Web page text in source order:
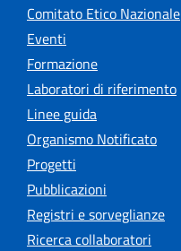
Comitato Etico Nazionale
Eventi
Formazione
Laboratori di riferimento
Linee guida
Organismo Notificato
Progetti
Pubblicazioni
Registri e sorveglianze
Ricerca collaboratori